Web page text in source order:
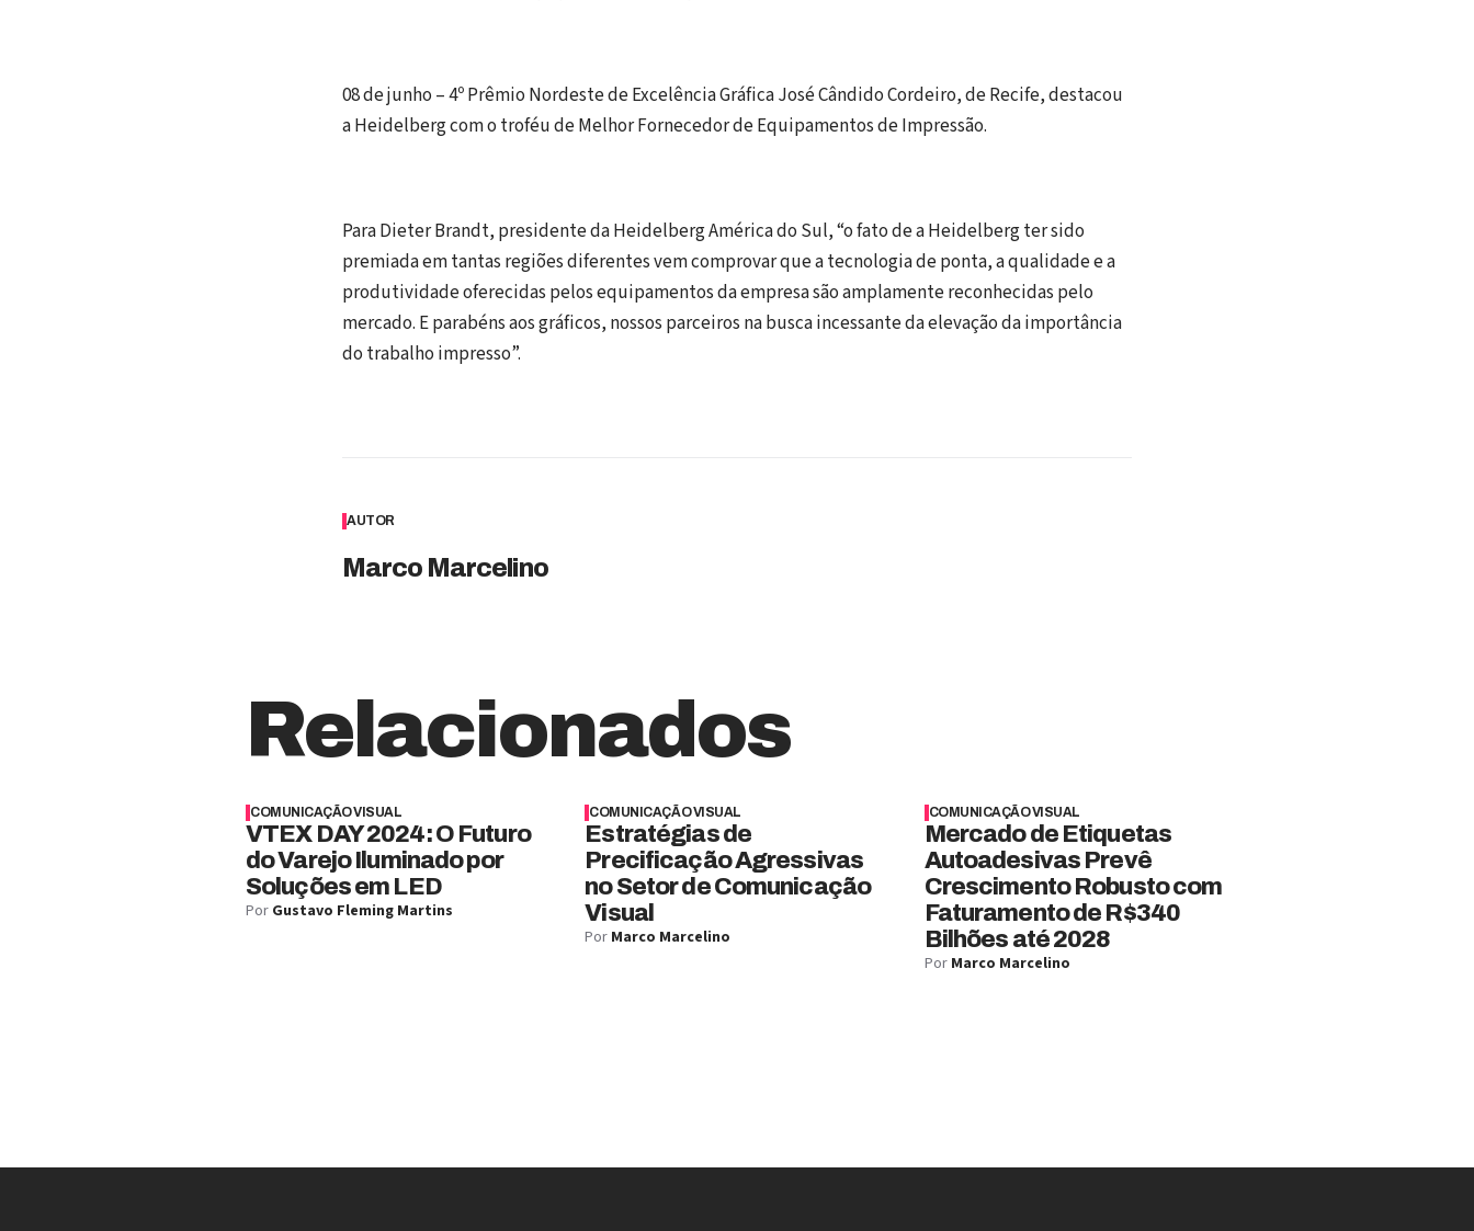
08 de junho – 4º Prêmio Nordeste de Excelência Gráfica José Cândido Cordeiro, de Recife, destacou
a Heidelberg com o troféu de Melhor Fornecedor de Equipamentos de Impressão.
Para Dieter Brandt, presidente da Heidelberg América do Sul, “o fato de a Heidelberg ter sido
premiada em tantas regiões diferentes vem comprovar que a tecnologia de ponta, a qualidade e a
produtividade oferecidas pelos equipamentos da empresa são amplamente reconhecidas pelo
mercado. E parabéns aos gráficos, nossos parceiros na busca incessante da elevação da importância
do trabalho impresso”.
AUTOR
Marco Marcelino
Relacionados
COMUNICAÇÃO VISUAL
VTEX DAY 2024: O Futuro
do Varejo Iluminado por
Soluções em LED
Por Gustavo Fleming Martins
COMUNICAÇÃO VISUAL
Estratégias de
Precificação Agressivas
no Setor de Comunicação
Visual
Por Marco Marcelino
COMUNICAÇÃO VISUAL
Mercado de Etiquetas
Autoadesivas Prevê
Crescimento Robusto com
Faturamento de R$340
Bilhões até 2028
Por Marco Marcelino